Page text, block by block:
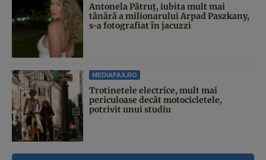
Antonela Pătruț, iubita mult mai
tânără a milionarului Arpad Paszkany,
s-a fotografiat în jacuzzi
MEDIAFAX.RO
Trotinetele electrice, mult mai
periculoase decât motocicletele,
potrivit unui studiu